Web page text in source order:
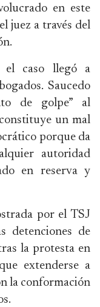
en este
juez a través del
el caso llegó a
Saucedo
de golpe” al
un mal
porque da
autoridad
en reserva y
por el TSJ
detenciones de
la protesta en
extenderse a
la conformación